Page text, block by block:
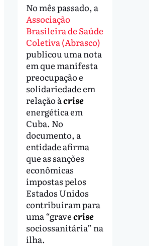
No mês passado, a
Associação
Brasileira de Saúde
Coletiva (Abrasco)
publicou uma nota
em que manifesta
preocupação e
solidariedade em
relação àcrise
energética em
Cuba. No
documento, a
entidade afirma
que as sanções
econômicas
impostas pelos
Estados Unidos
contribuíram para
uma “gravecrise
sociossanitária” na
ilha.